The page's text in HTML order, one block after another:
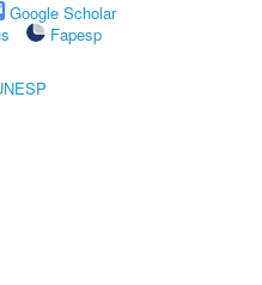
Google Scholar
Fapesp